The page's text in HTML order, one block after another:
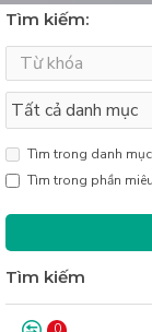
Tìm kiếm:
Tìm trong danh
Tìm trong phần
Tìm kiếm